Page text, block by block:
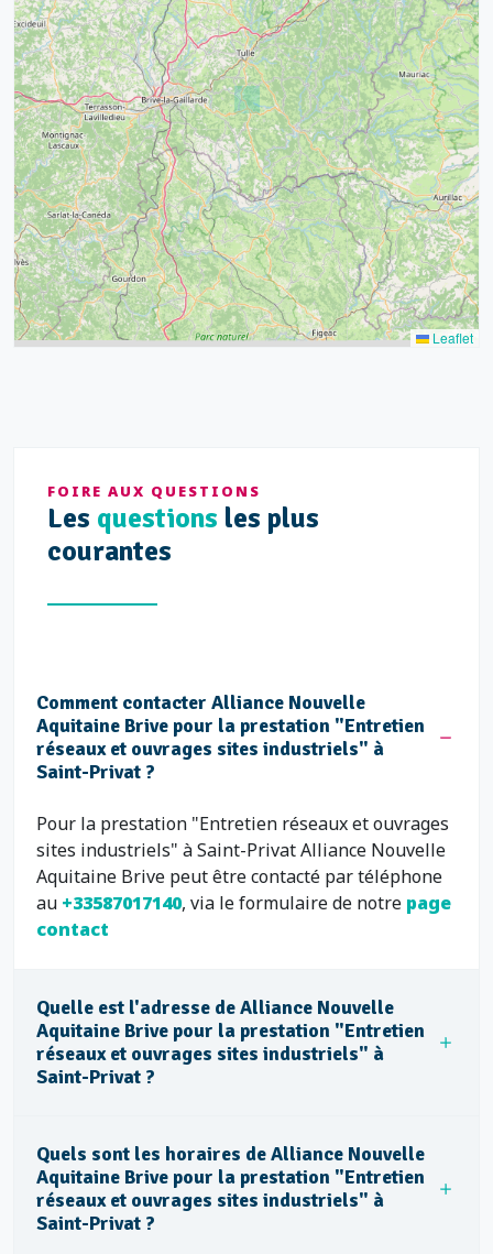
15
21
14
32
39
52 68
43
Leaflet
FOIRE AUX QUESTIONS
Les questions les plus
courantes
Comment contacter Alliance Nouvelle
Aquitaine Brive pour la prestation "Entretien
réseaux et ouvrages sites industriels" à
Saint-Privat ?
Pour la prestation "Entretien réseaux et ouvrages
sites industriels" à Saint-Privat Alliance Nouvelle
Aquitaine Brive peut être contacté par téléphone
au +33587017140, via le formulaire de notre page
contact
Quelle est l'adresse de Alliance Nouvelle
Aquitaine Brive pour la prestation "Entretien
réseaux et ouvrages sites industriels" à
Saint-Privat ?
Quels sont les horaires de Alliance Nouvelle
Aquitaine Brive pour la prestation "Entretien
réseaux et ouvrages sites industriels" à
Saint-Privat ?